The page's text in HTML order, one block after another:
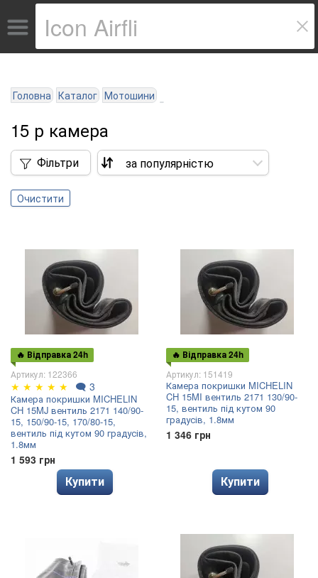
Головна Каталог Мотошини
15 р камера
Фільтри
Очистити
🔥 Відправка 24h
Артикул: 122366
★ ★ ★ ★ ★ 🗨 3
Камера покришки MICHELIN
CH 15MJ вентиль 2171 140/90-
15, 150/90-15, 170/80-15,
вентиль під кутом 90 градусів,
1.8мм
1 593 грн
Купити
🔥 Відправка 24h
Артикул: 151419
Камера покришки MICHELIN
CH 15MI вентиль 2171 130/90-
15, вентиль під кутом 90
градусів, 1.8мм
1 346 грн
Купити